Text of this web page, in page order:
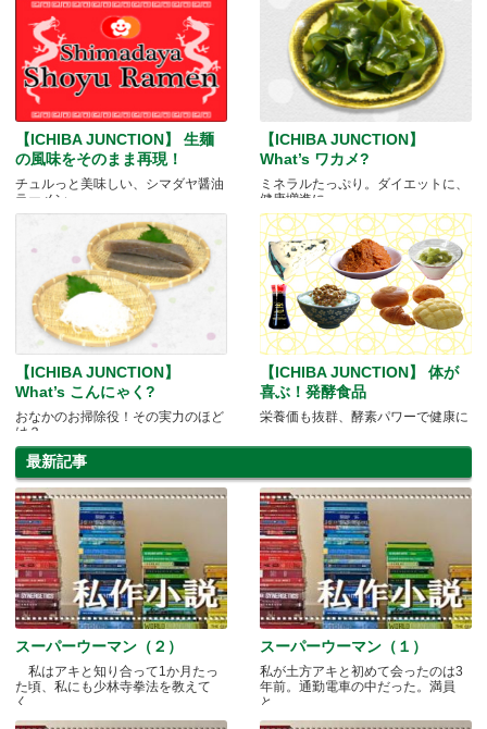
【ICHIBA JUNCTION】 生麺
の風味をそのまま再現！
チュルっと美味しい、シマダヤ醤油
ラーメン
【ICHIBA JUNCTION】
What’s ワカメ?
ミネラルたっぷり。ダイエットに、
健康増進に。
【ICHIBA JUNCTION】
What’s こんにゃく?
おなかのお掃除役！その実力のほど
は？
【ICHIBA JUNCTION】 体が
喜ぶ！発酵食品
栄養価も抜群、酵素パワーで健康に
最新記事
スーパーウーマン（２）
私はアキと知り合って1か月たっ
た頃、私にも少林寺拳法を教えて
く.....
スーパーウーマン（１）
私が土方アキと初めて会ったのは3
年前。通勤電車の中だった。満員
と.....